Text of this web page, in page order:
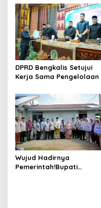
Semangat Membangun
Negeri Junjungan.
DPRD Bengkalis Setujui
Kerja Sama Pengelolaan
Sungai Selari.
Wujud Hadirnya
Pemerintah!Bupati